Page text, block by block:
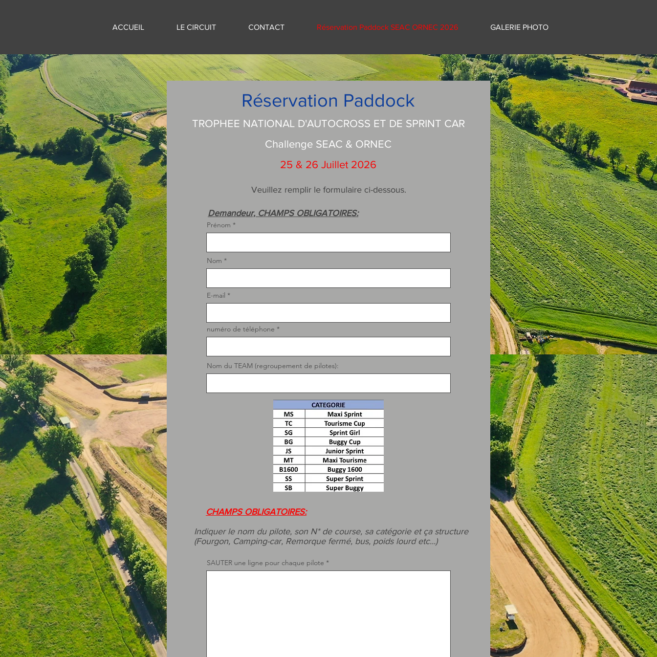
ACCUEIL LE CIRCUIT CONTACT Réservation Paddock SEAC ORNEC 2026 GALERIE PHOTO
Veuillez remplir le formulaire ci-dessous.
Réservation Paddock
TROPHEE NATIONAL D'AUTOCROSS ET DE SPRINT CAR
Challenge SEAC & ORNEC
25 & 26 Juillet 2026
Veuillez remplir le formulaire ci-dessous.
Demandeur, CHAMPS OBLIGATOIRES:
Prénom
Nom
E-mail
numéro de téléphone
Nom du TEAM (regroupement de pilotes):
CHAMPS OBLIGATOIRES:
Indiquer le nom du pilote, son N* de course, sa catégorie et ça structure
(Fourgon, Camping-car, Remorque fermé, bus, poids lourd etc...)
SAUTER une ligne pour chaque pilote